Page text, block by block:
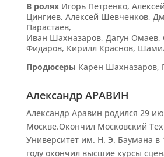
В роляхИгорь Петренко,
Цингиев, Алексей Шевченков,
Парастаев,
Иван Шахназаров, Дагун Омаев,
Фидаров, Кирилл Краснов,
Продюсеры Карен Шахназаров,
Александр АРАВИН
Александр Аравин родился 29
Москве.Окончил Московский
Университет им. Н. Э. Баумана в
году окончил высшие курсы